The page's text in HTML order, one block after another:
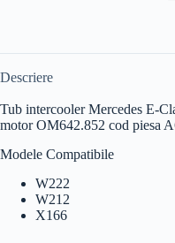
Descriere
Tub intercooler Mercedes E-
motor OM642.852 cod piesa
Modele Compatibile
W222
W212
X166